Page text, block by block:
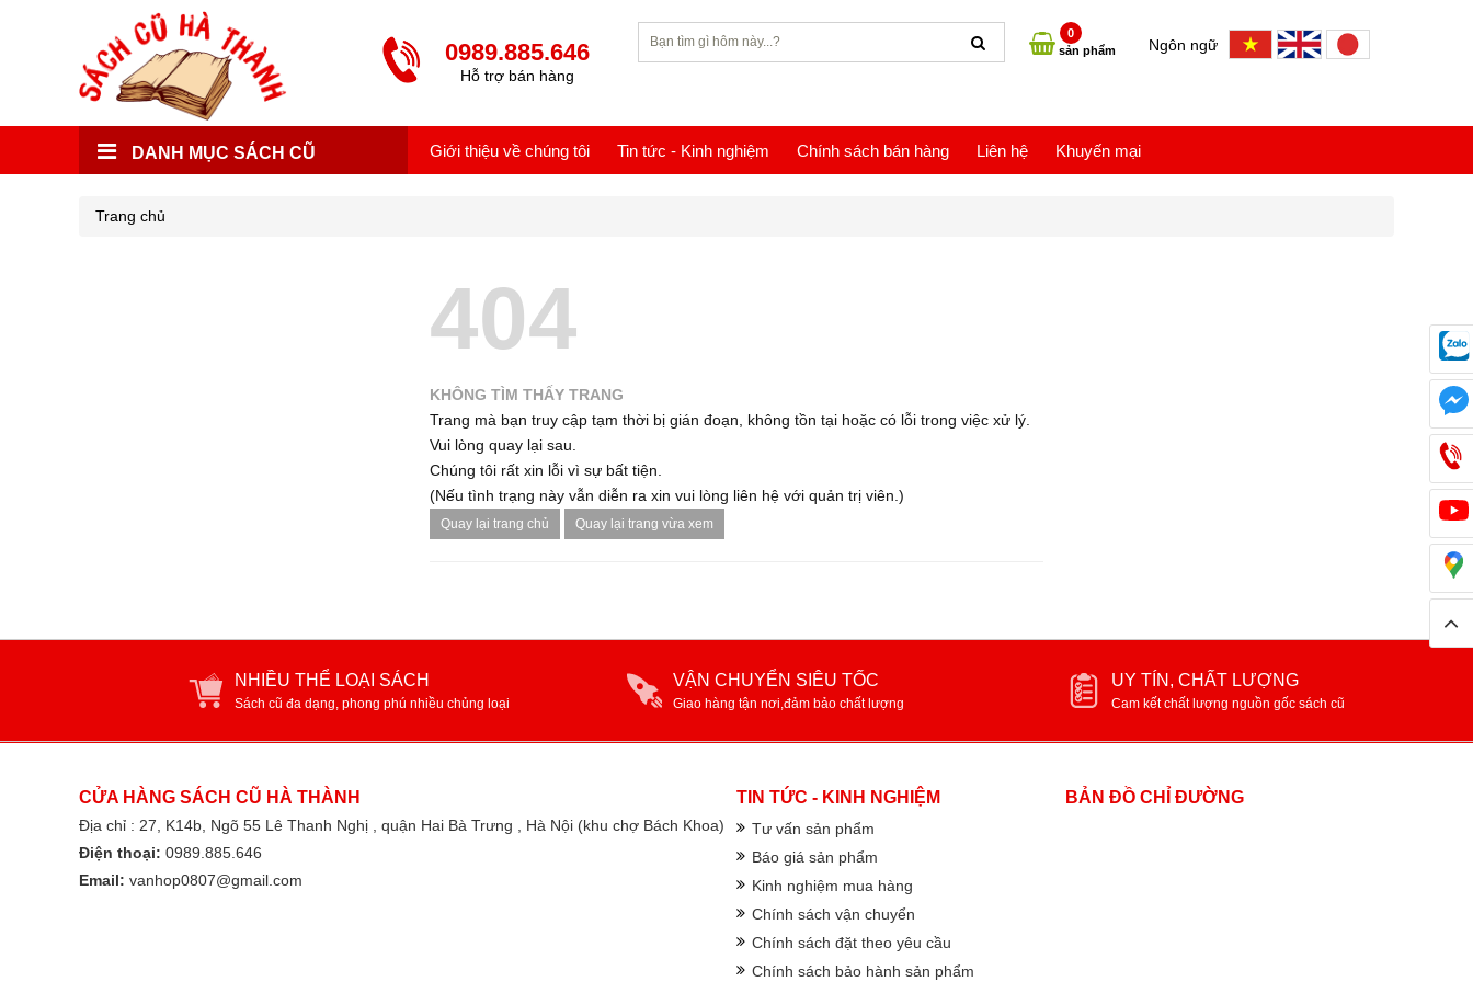
0989.885.646
Hỗ trợ bán hàng
0
sản phẩm
Ngôn ngữ
DANH MỤC SÁCH CŨ Giới thiệu về chúng tôi Tin tức - Kinh nghiệm Chính sách bán hàng Liên hệ Khuyến mại
Trang chủ
404
KHÔNG TÌM THẤY TRANG
Trang mà bạn truy cập tạm thời bị gián đoạn, không tồn tại hoặc có lỗi trong việc xử lý.
Vui lòng quay lại sau.
Chúng tôi rất xin lỗi vì sự bất tiện.
(Nếu tình trạng này vẫn diễn ra xin vui lòng liên hệ với quản trị viên.)
Quay lại trang chủ Quay lại trang vừa xem
NHIỀU THỂ LOẠI SÁCH
Sách cũ đa dạng, phong phú nhiều chủng loại
VẬN CHUYỂN SIÊU TỐC
Giao hàng tận nơi,đảm bảo chất lượng
UY TÍN, CHẤT LƯỢNG
Cam kết chất lượng nguồn gốc sách cũ
CỬA HÀNG SÁCH CŨ HÀ THÀNH
Địa chỉ : 27, K14b, Ngõ 55 Lê Thanh Nghị , quận Hai Bà Trưng , Hà Nội (khu chợ Bách Khoa)
Điện thoại: 0989.885.646
Email: vanhop0807@gmail.com
TIN TỨC - KINH NGHIỆM
Tư vấn sản phẩm
Báo giá sản phẩm
Kinh nghiệm mua hàng
Chính sách vận chuyển
Chính sách đặt theo yêu cầu
Chính sách bảo hành sản phẩm
BẢN ĐỒ CHỈ ĐƯỜNG